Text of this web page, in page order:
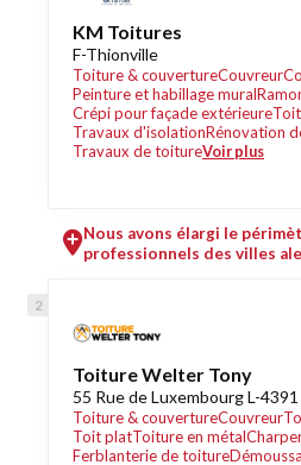
KM Toitures
F-Thionville
Toiture & couvertureCouvreur
Peinture et habillage mural
Crépi pour façade extérieure
Travaux d'isolationRénovation
Travaux de toitureVoir plus
Nous avons élargi le
professionnels des villes
Toiture Welter Tony
55 Rue de Luxembourg L-
Toiture & couvertureCouvreur
Toit platToiture en métal
Ferblanterie de toiture